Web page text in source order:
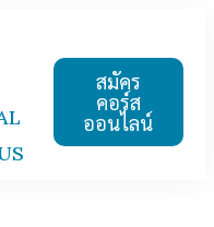
สมัคร
คอร์ส
ออนไลน์